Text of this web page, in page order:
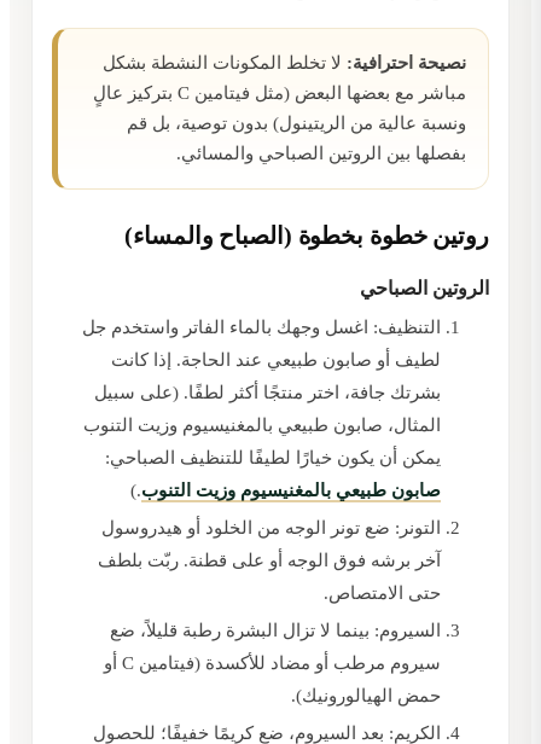
نصيحة احترافية: لا تخلط المكونات النشطة بشكل
مباشر مع بعضها البعض (مثل فيتامين C بتركيز عالٍ
ونسبة عالية من الريتينول) بدون توصية، بل قم
بفصلها بين الروتين الصباحي والمسائي.
روتين خطوة بخطوة (الصباح والمساء)
الروتين الصباحي
التنظيف: اغسل وجهك بالماء الفاتر واستخدم جل
لطيف أو صابون طبيعي عند الحاجة. إذا كانت
بشرتك جافة، اختر منتجًا أكثر لطفًا. (على سبيل
المثال، صابون طبيعي بالمغنيسيوم وزيت التنوب
يمكن أن يكون خيارًا لطيفًا للتنظيف الصباحي:
صابون طبيعي بالمغنيسيوم وزيت التنوب.)
التونر: ضع تونر الوجه من الخلود أو هيدروسول
آخر برشه فوق الوجه أو على قطنة. ربّت بلطف
حتى الامتصاص.
السيروم: بينما لا تزال البشرة رطبة قليلاً، ضع
سيروم مرطب أو مضاد للأكسدة (فيتامين C أو
حمض الهيالورونيك).
الكريم: بعد السيروم، ضع كريمًا خفيفًا؛ للحصول